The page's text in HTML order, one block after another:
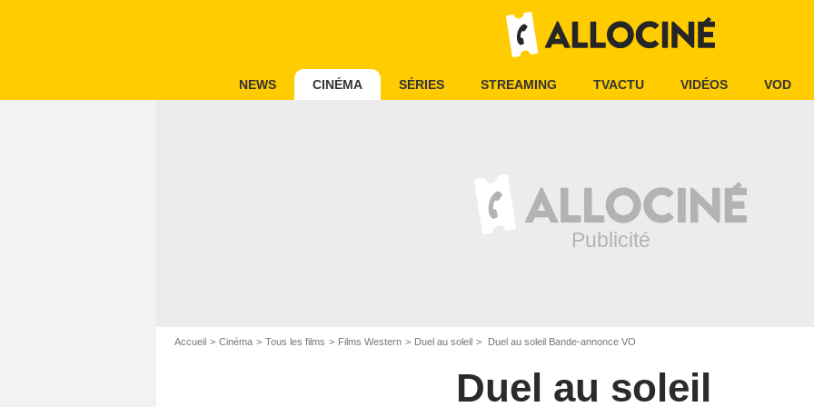
NEWS CINÉMA SÉRIES STREAMING TVACTU VIDÉOS VOD
Accueil Cinéma Tous les films Films Western Duel au soleil Duel au soleil Bande-annonce VO
Duel au soleil